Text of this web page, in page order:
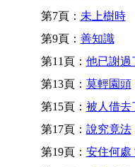
第7頁： 未上樹時
第9頁： 善知識
第11頁： 他已謝過
第13頁： 莫輕園頭
第15頁： 被人借去
第17頁： 說究竟法
第19頁： 安住何處